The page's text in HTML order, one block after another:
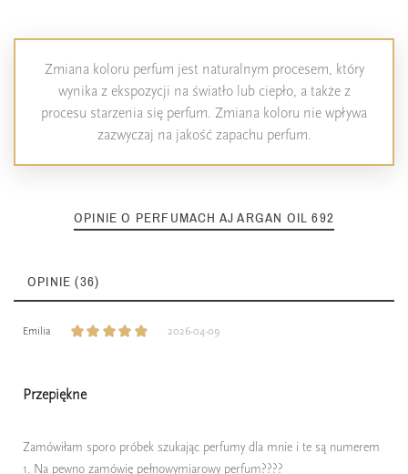
Zmiana koloru perfum jest naturalnym procesem, który
wynika z ekspozycji na światło lub ciepło, a także z
procesu starzenia się perfum. Zmiana koloru nie wpływa
zazwyczaj na jakość zapachu perfum.
OPINIE O PERFUMACH AJ ARGAN OIL 692
OPINIE (36)
Emilia 2026-04-09
Przepiękne
Zamówiłam sporo próbek szukając perfumy dla mnie i te są numerem
1. Na pewno zamówię pełnowymiarowy perfum????